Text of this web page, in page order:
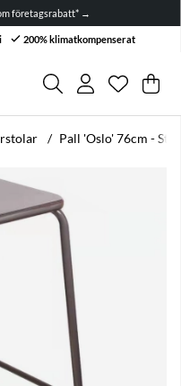
företagsrabatt* →
200% klimatkompenserat
Antal i
. .
Pall 'Oslo' 76cm - Stål